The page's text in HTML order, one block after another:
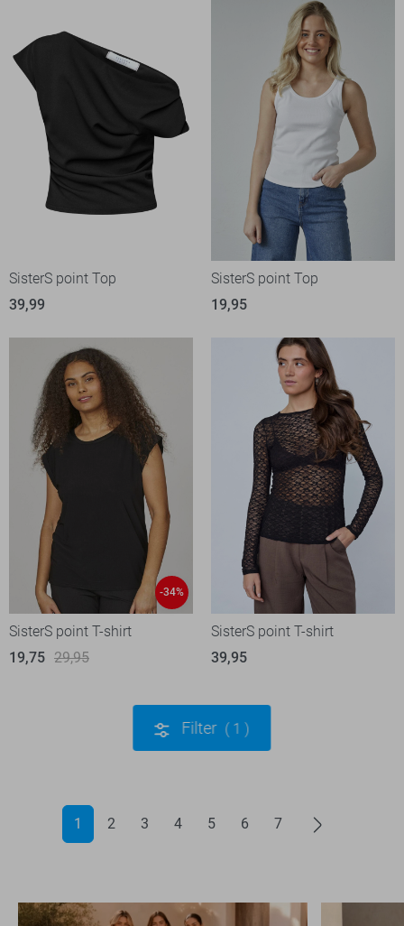
SisterS point Top
39,99
SisterS point Top
19,95
-34%
SisterS point T-shirt
19,75 29,95
SisterS point T-shirt
39,95
Filter 1
1 2 3 4 5 6 7